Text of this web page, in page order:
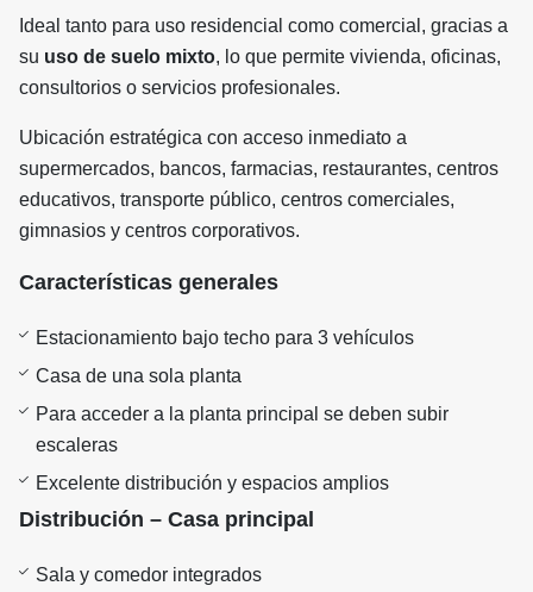
Ideal tanto para uso residencial como comercial, gracias a
su uso de suelo mixto, lo que permite vivienda, oficinas,
consultorios o servicios profesionales.
Ubicación estratégica con acceso inmediato a
supermercados, bancos, farmacias, restaurantes, centros
educativos, transporte público, centros comerciales,
gimnasios y centros corporativos.
Características generales
Estacionamiento bajo techo para 3 vehículos
Casa de una sola planta
Para acceder a la planta principal se deben subir
escaleras
Excelente distribución y espacios amplios
Distribución – Casa principal
Sala y comedor integrados